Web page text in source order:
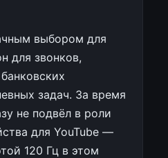
выбором для
для звонков,
задач. За время
не подвёл в роли
для YouTube —
120 Гц в этом